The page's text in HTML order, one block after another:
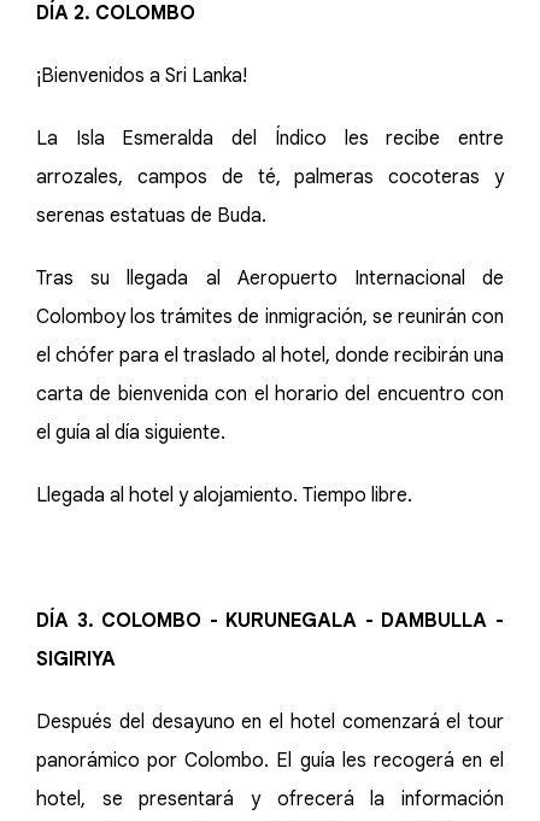
DÍA 2. COLOMBO
¡Bienvenidos a Sri Lanka!
La Isla Esmeralda del Índico les recibe entre
arrozales, campos de té, palmeras cocoteras y
serenas estatuas de Buda.
Tras su llegada al Aeropuerto Internacional de
Colomboy los trámites de inmigración, se reunirán con
el chófer para el traslado al hotel, donde recibirán una
carta de bienvenida con el horario del encuentro con
el guía al día siguiente.
Llegada al hotel y alojamiento. Tiempo libre.
DÍA 3. COLOMBO - KURUNEGALA - DAMBULLA -
SIGIRIYA
Después del desayuno en el hotel comenzará el tour
panorámico por Colombo. El guía les recogerá en el
hotel, se presentará y ofrecerá la información